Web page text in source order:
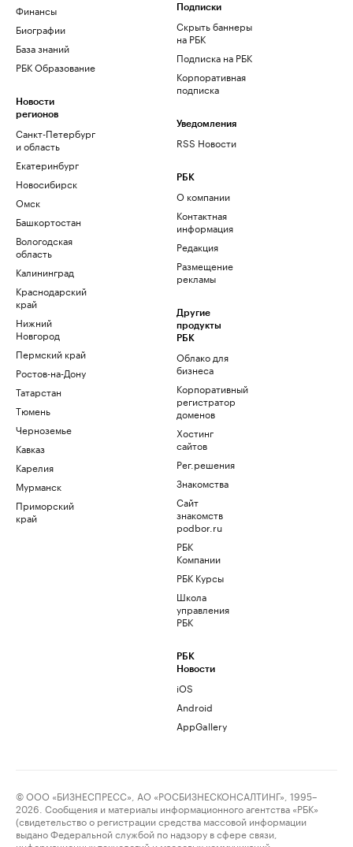
Финансы
Биографии
База знаний
РБК Образование
Новости
регионов
Санкт-Петербург
и область
Екатеринбург
Новосибирск
Омск
Башкортостан
Вологодская
область
Калининград
Краснодарский
край
Нижний
Новгород
Пермский край
Ростов-на-Дону
Татарстан
Тюмень
Черноземье
Кавказ
Карелия
Мурманск
Приморский
край
Подписки
Скрыть баннеры
на РБК
Подписка на РБК
Корпоративная
подписка
Уведомления
RSS Новости
РБК
О компании
Контактная
информация
Редакция
Размещение
рекламы
Другие
продукты
РБК
Облако для
бизнеса
Корпоративный
регистратор
доменов
Хостинг
сайтов
Рег.решения
Знакомства
Сайт
знакомств
podbor.ru
РБК
Компании
РБК Курсы
Школа
управления
РБК
РБК
Новости
iOS
Android
AppGallery
© ООО «БИЗНЕСПРЕСС», АО «РОСБИЗНЕСКОНСАЛТИНГ», 1995–
2026. Сообщения и материалы информационного агентства «РБК»
(свидетельство о регистрации средства массовой информации
выдано Федеральной службой по надзору в сфере связи,